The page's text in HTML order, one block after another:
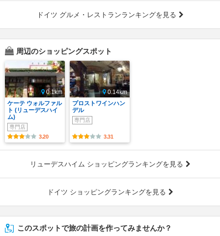
ドイツ グルメ・レストランランキングを見る
周辺のショッピングスポット
0.1km
ケーテ ウォルファル
ト (リューデスハイ
ム)
専門店
3.20
0.14km
プロストワインハン
デル
専門店
3.31
リューデスハイム ショッピングランキングを見る
ドイツ ショッピングランキングを見る
このスポットで旅の計画を作ってみませんか？